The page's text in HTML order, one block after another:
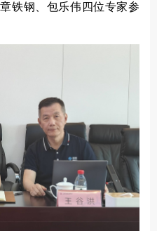
铁钢、包乐伟四位专家参